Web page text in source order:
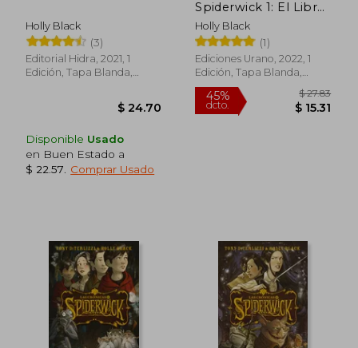
45%
dcto.
Holly Black
(3)
Editorial Hidra, 2021, 1
Edición, Tapa Blanda,
Disponible Usado
en Buen Estado a
$ 22.57
Comprar Usado
Spiderwick 1: El Libro
de las Criaturas
Holly Black
(1)
Ediciones Urano, 2022, 1
Edición, Tapa Blanda,
Nuevo